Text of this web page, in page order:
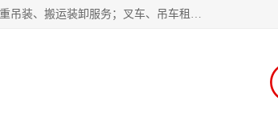
江苏富顺达吊装搬运有限公司成立于2014年，注册地位于苏州工业园区。经营范围包括起重吊装、搬运装卸服务；叉车、吊车租赁；水电安装；机电工程施工及维护；机电设备安装；家政服务、保洁服务。苏州搬运公司，苏州叉车出租，苏州吊车出租，苏州工厂设备搬运，专业设备吊装服务。